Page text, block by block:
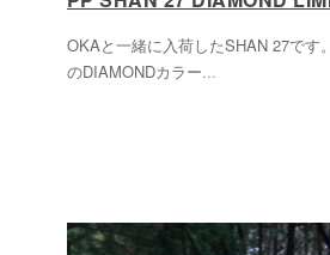
OKAと一緒に入荷したSHAN 27です
のDIAMONDカラー...